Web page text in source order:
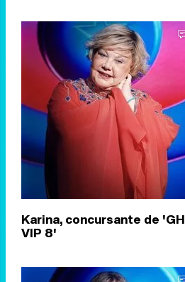
Karina, concursante de 'GH
VIP 8'